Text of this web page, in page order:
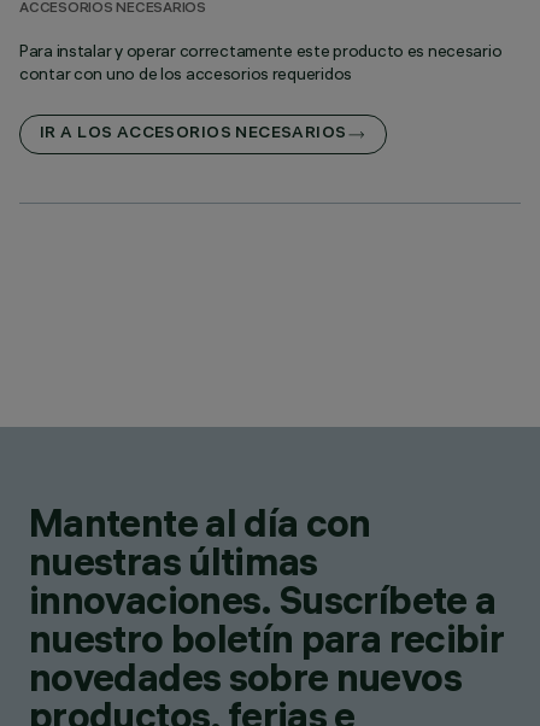
ACCESORIOS NECESARIOS
Para instalar y operar correctamente este producto es necesario
contar con uno de los accesorios requeridos
IR A LOS ACCESORIOS NECESARIOS
Mantente al día con
nuestras últimas
innovaciones. Suscríbete a
nuestro boletín para recibir
novedades sobre nuevos
productos, ferias e